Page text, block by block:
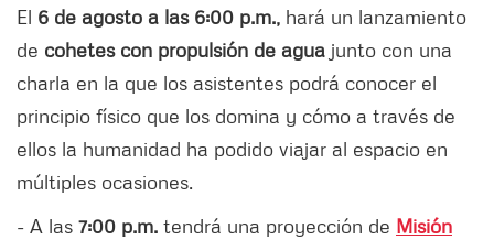
El 6 de agosto a las 6:00 p.m., hará un lanzamiento
de cohetes con propulsión de agua junto con una
charla en la que los asistentes podrá conocer el
principio físico que los domina y cómo a través de
ellos la humanidad ha podido viajar al espacio en
múltiples ocasiones.
- A las 7:00 p.m. tendrá una proyección de Misión